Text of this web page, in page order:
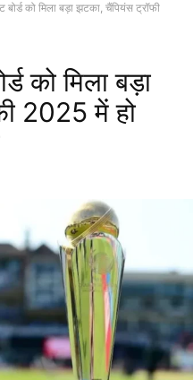
बोर्ड को मिला बड़ा झटका, चैंपियंस ट्रॉफी
को मिला बड़ा
2025 में हो